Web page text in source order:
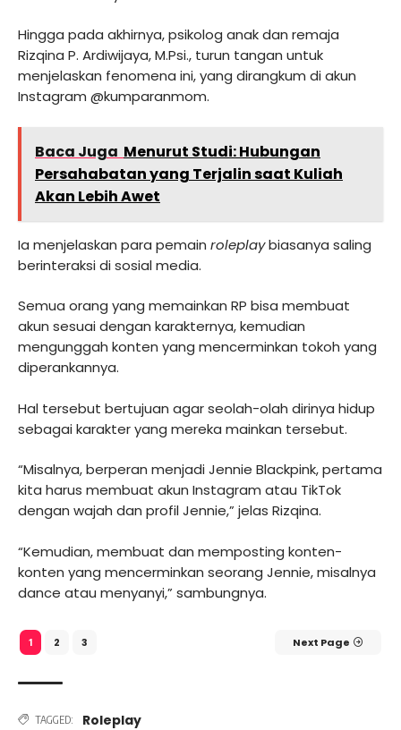
Hingga pada akhirnya, psikolog anak dan remaja
Rizqina P. Ardiwijaya, M.Psi., turun tangan untuk
menjelaskan fenomena ini, yang dirangkum di akun
Instagram @kumparanmom.
Baca Juga Menurut Studi: Hubungan
Persahabatan yang Terjalin saat Kuliah
Akan Lebih Awet
Ia menjelaskan para pemain roleplaybiasanya saling
berinteraksi di sosial media.
Semua orang yang memainkan RP bisa membuat
akun sesuai dengan karakternya, kemudian
mengunggah konten yang mencerminkan tokoh yang
diperankannya.
Hal tersebut bertujuan agar seolah-olah dirinya hidup
sebagai karakter yang mereka mainkan tersebut.
“Misalnya, berperan menjadi Jennie Blackpink, pertama
kita harus membuat akun Instagram atau TikTok
dengan wajah dan profil Jennie,” jelas Rizqina.
“Kemudian, membuat dan memposting konten-
konten yang mencerminkan seorang Jennie, misalnya
dance atau menyanyi,” sambungnya.
1 2 3 Next Page
TAGGED: Roleplay